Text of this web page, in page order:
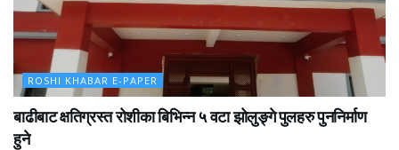
ROSHI KHABAR E-PAPER
बाढीबाट क्षतिग्रस्त रोशीका बिभिन्न ५ वटा झोलुङ्गे पुलहरु पुननिर्माण
हुने